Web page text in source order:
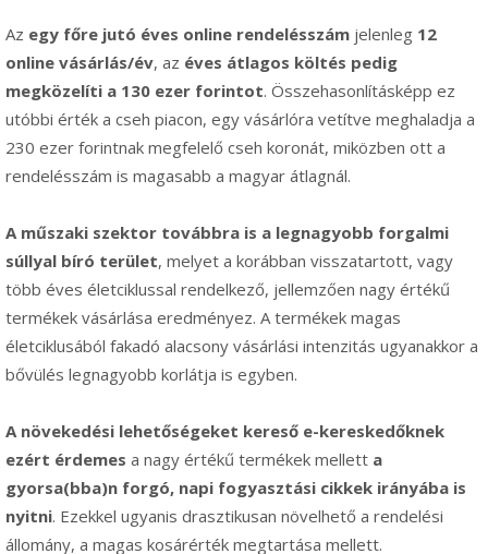
Az egy főre jutó éves online rendelésszám jelenleg 12
online vásárlás/év, az éves átlagos költés pedig
megközelíti a 130 ezer forintot. Összehasonlításképp ez
utóbbi érték a cseh piacon, egy vásárlóra vetítve meghaladja a
230 ezer forintnak megfelelő cseh koronát, miközben ott a
rendelésszám is magasabb a magyar átlagnál.
A műszaki szektor továbbra is a legnagyobb forgalmi
súllyal bíró terület, melyet a korábban visszatartott, vagy
több éves életciklussal rendelkező, jellemzően nagy értékű
termékek vásárlása eredményez. A termékek magas
életciklusából fakadó alacsony vásárlási intenzitás ugyanakkor a
bővülés legnagyobb korlátja is egyben.
A növekedési lehetőségeket kereső e-kereskedőknek
ezért érdemes a nagy értékű termékek mellett a
gyorsa(bba)n forgó, napi fogyasztási cikkek irányába is
nyitni. Ezekkel ugyanis drasztikusan növelhető a rendelési
állomány, a magas kosárérték megtartása mellett.